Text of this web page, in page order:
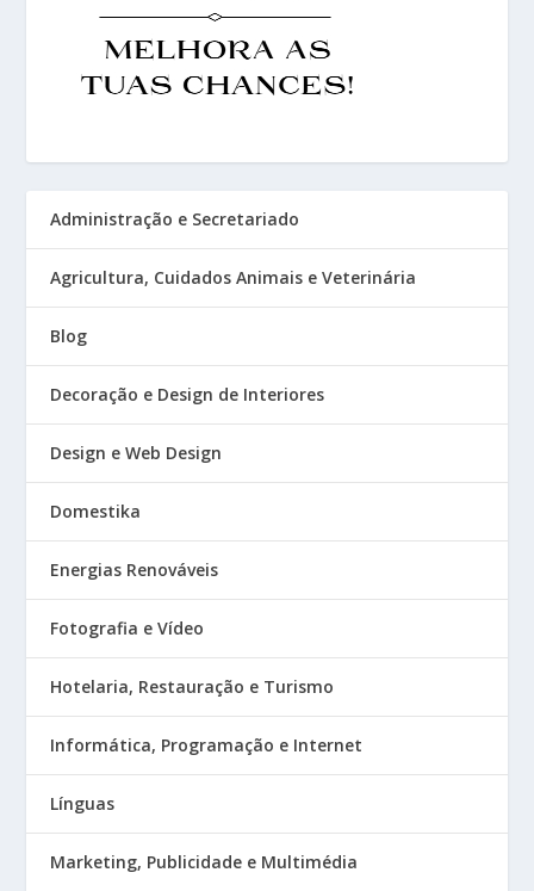
Administração e Secretariado
Agricultura, Cuidados Animais e Veterinária
Blog
Decoração e Design de Interiores
Design e Web Design
Domestika
Energias Renováveis
Fotografia e Vídeo
Hotelaria, Restauração e Turismo
Informática, Programação e Internet
Línguas
Marketing, Publicidade e Multimédia